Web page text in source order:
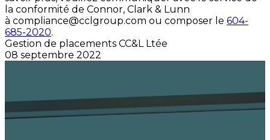
la conformité de Connor, Clark & Lunn
à compliance@cclgroup.com ou composer le 604-
685-2020.
Gestion de placements CC&L Ltée
08 septembre 2022